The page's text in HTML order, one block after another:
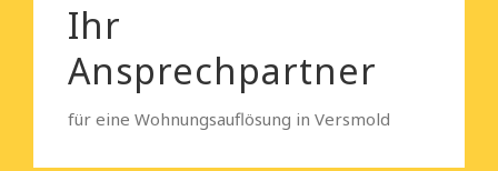
Ihr
Ansprechpartner
für eine Wohnungsauflösung in Versmold